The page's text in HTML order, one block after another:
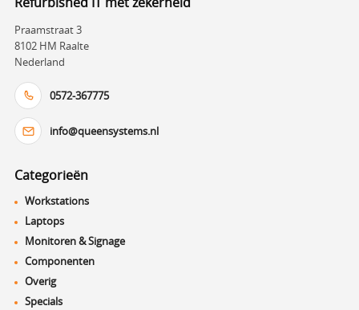
Praamstraat 3
8102 HM Raalte
Nederland
0572-367775
info@queensystems.nl
Categorieën
Workstations
Laptops
Monitoren & Signage
Componenten
Overig
Specials